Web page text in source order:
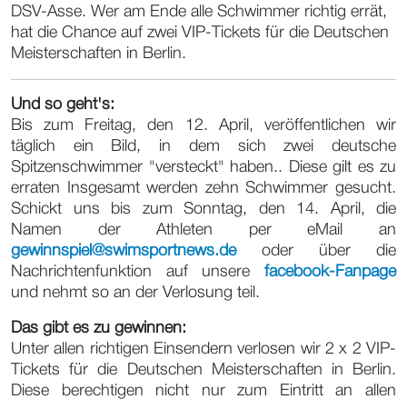
DSV-Asse. Wer am Ende alle Schwimmer richtig errät,
hat die Chance auf zwei VIP-Tickets für die Deutschen
Meisterschaften in Berlin.
Und so geht's:
Bis zum Freitag, den 12. April, veröffentlichen wir
täglich ein Bild, in dem sich zwei deutsche
Spitzenschwimmer "versteckt" haben.. Diese gilt es zu
erraten Insgesamt werden zehn Schwimmer gesucht.
Schickt uns bis zum Sonntag, den 14. April, die
Namen der Athleten per eMail an
gewinnspiel@swimsportnews.de
oder über die
Nachrichtenfunktion auf unsere facebook-Fanpage
und nehmt so an der Verlosung teil.
Das gibt es zu gewinnen:
Unter allen richtigen Einsendern verlosen wir 2 x 2 VIP-
Tickets für die Deutschen Meisterschaften in Berlin.
Diese berechtigen nicht nur zum Eintritt an allen